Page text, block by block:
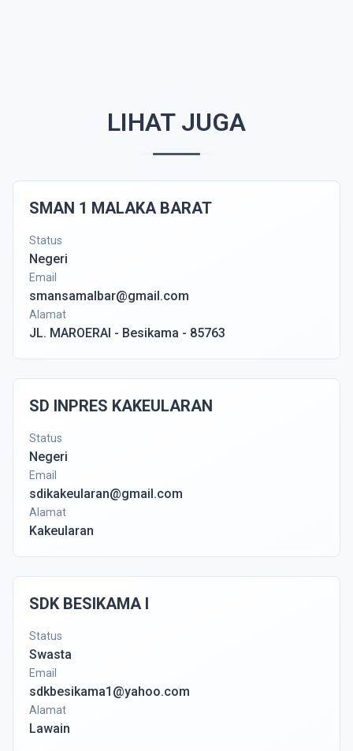
LIHAT JUGA
SMAN 1 MALAKA BARAT
Status
Negeri
Email
smansamalbar@gmail.com
Alamat
JL. MAROERAI - Besikama - 85763
SD INPRES KAKEULARAN
Status
Negeri
Email
sdikakeularan@gmail.com
Alamat
Kakeularan
SDK BESIKAMA I
Status
Swasta
Email
sdkbesikama1@yahoo.com
Alamat
Lawain